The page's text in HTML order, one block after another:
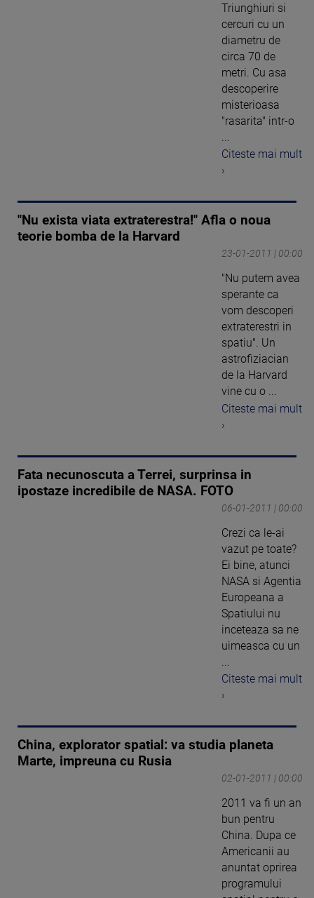
Triunghiuri si
cercuri cu un
diametru de
circa 70 de
metri. Cu asa
descoperire
misterioasa
"rasarita" intr-o
Citeste mai mult
›
"Nu exista viata extraterestra!" Afla o noua
teorie bomba de la Harvard
23-01-2011 | 00:00
"Nu putem avea
sperante ca
vom descoperi
extraterestri in
spatiu". Un
astrofiziacian
de la Harvard
vine cu o ...
Citeste mai mult
›
Fata necunoscuta a Terrei, surprinsa in
ipostaze incredibile de NASA. FOTO
06-01-2011 | 00:00
Crezi ca le-ai
vazut pe toate?
Ei bine, atunci
NASA si Agentia
Europeana a
Spatiului nu
inceteaza sa ne
uimeasca cu un
Citeste mai mult
›
China, explorator spatial: va studia planeta
Marte, impreuna cu Rusia
02-01-2011 | 00:00
2011 va fi un an
bun pentru
China. Dupa ce
Americanii au
anuntat oprirea
programului